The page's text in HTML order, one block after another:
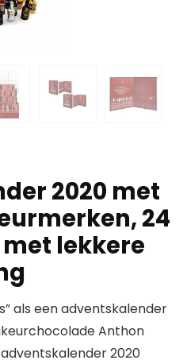
2020 met
24
met lekkere
als een adventskalender
Anthon
2020